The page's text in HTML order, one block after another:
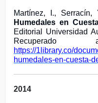
Martínez, I., Serracín,
Humedales en
Editorial Universidad
https://1library.co/
humedales-en-cuesta-
2014